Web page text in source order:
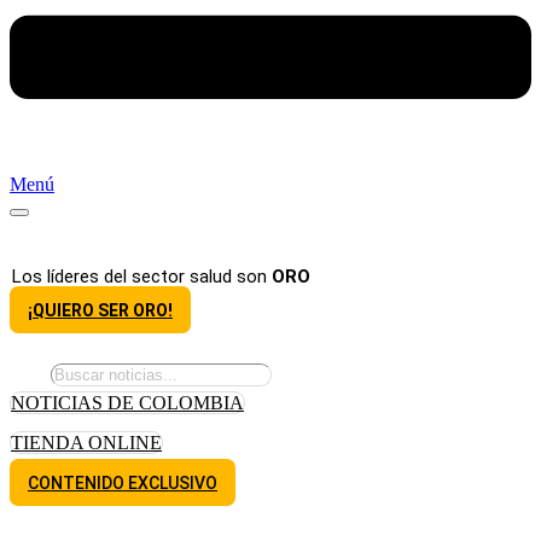
Menú
Los líderes del sector salud son ORO
¡QUIERO SER ORO!
NOTICIAS DE COLOMBIA
TIENDA ONLINE
CONTENIDO EXCLUSIVO